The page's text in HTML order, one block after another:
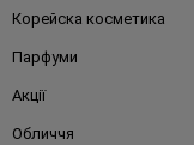
Корейска косметика
Парфуми
Акції
Обличчя